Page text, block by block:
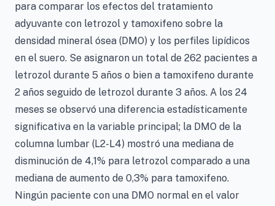
para comparar los efectos del tratamiento
adyuvante con letrozol y tamoxifeno sobre la
densidad mineral ósea (DMO) y los perfiles lipídicos
en el suero. Se asignaron un total de 262 pacientes a
letrozol durante 5 años o bien a tamoxifeno durante
2 años seguido de letrozol durante 3 años. A los 24
meses se observó una diferencia estadísticamente
significativa en la variable principal; la DMO de la
columna lumbar (L2-L4) mostró una mediana de
disminución de 4,1% para letrozol comparado a una
mediana de aumento de 0,3% para tamoxifeno.
Ningún paciente con una DMO normal en el valor